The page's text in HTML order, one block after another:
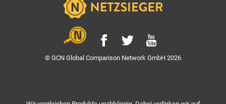
© GCN Global Comparison Network GmbH 2026